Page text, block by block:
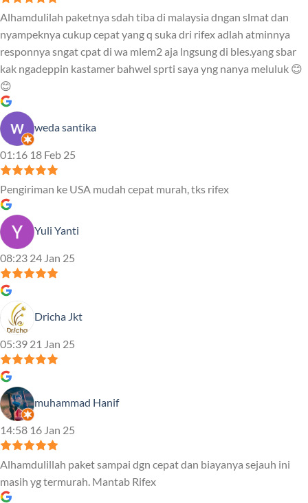
Alhamdulilah paketnya sdah tiba di malaysia dngan slmat dan
nyampeknya cukup cepat yang q suka dri rifex adlah atminnya
responnya sngat cpat di wa mlem2 aja lngsung di bles.yang sbar
kak ngadeppin kastamer bahwel sprti saya yng nanya meluluk 😊
😊
weda santika
01:16 18 Feb 25
Pengiriman ke USA mudah cepat murah, tks rifex
Yuli Yanti
08:23 24 Jan 25
Dricha Jkt
05:39 21 Jan 25
muhammad Hanif
14:58 16 Jan 25
Alhamdulillah paket sampai dgn cepat dan biayanya sejauh ini
masih yg termurah. Mantab Rifex